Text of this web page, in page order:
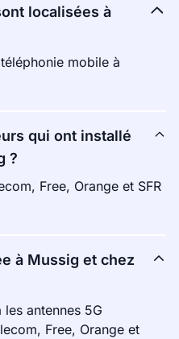
localisées à
mobile à
qui ont installé
?
Free, Orange et SFR
à Mussig et chez
antennes 5G
Free, Orange et